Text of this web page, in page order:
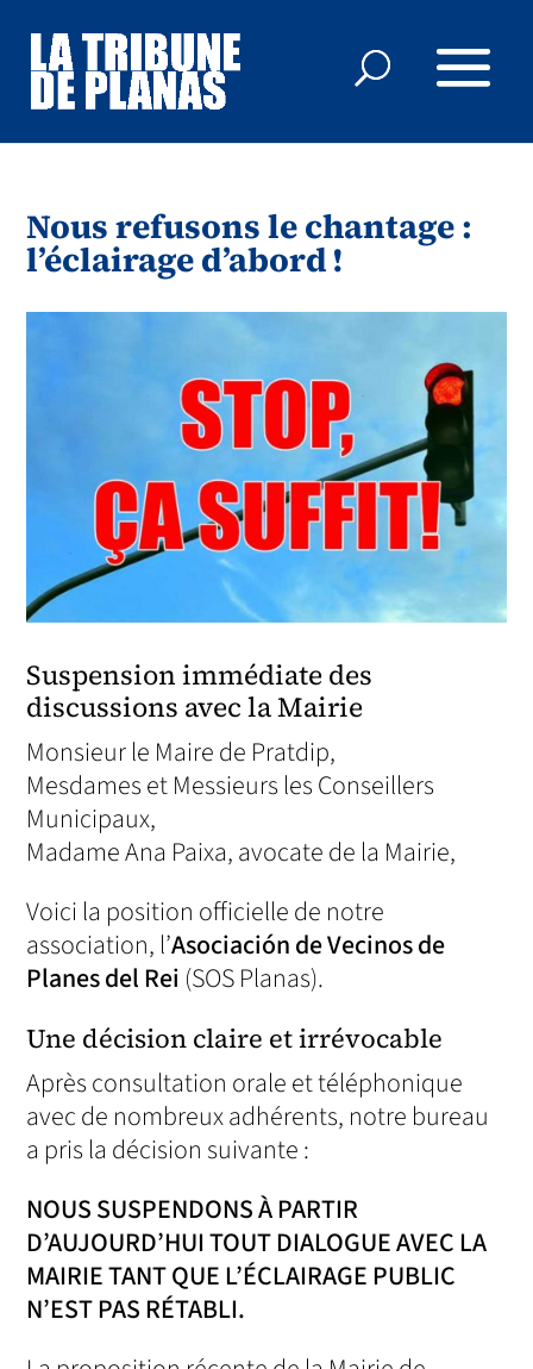
Nous refusons le chantage :
l’éclairage d’abord !
Suspension immédiate des
discussions avec la Mairie
Monsieur le Maire de Pratdip,
Mesdames et Messieurs les Conseillers
Municipaux,
Madame Ana Paixa, avocate de la Mairie,
Voici la position officielle de notre
association, l’Asociación de Vecinos de
Planes del Rei (SOS Planas).
Une décision claire et irrévocable
Après consultation orale et téléphonique
avec de nombreux adhérents, notre bureau
a pris la décision suivante :
NOUS SUSPENDONS À PARTIR
D’AUJOURD’HUI TOUT DIALOGUE AVEC LA
MAIRIE TANT QUE L’ÉCLAIRAGE PUBLIC
N’EST PAS RÉTABLI.